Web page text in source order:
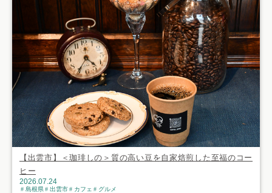
【出雲市】＜珈琲しの＞質の高い豆を自家焙煎した至福のコー
ヒー
2026.07.24
島根県 出雲市 カフェ グルメ